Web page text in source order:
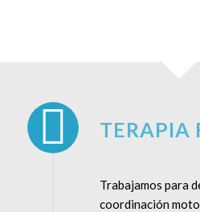
TERAPIA
Trabajamos para
coordinación